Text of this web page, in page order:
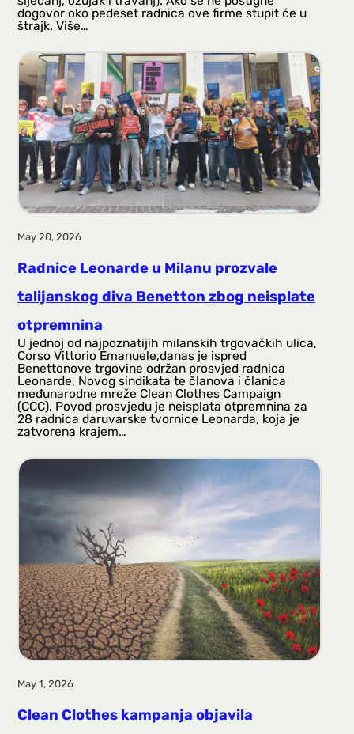
dogovor oko pedeset radnica ove firme stupit će u
štrajk. Više…
May 20, 2026
Radnice Leonarde u Milanu prozvale
talijanskog diva Benetton zbog neisplate
otpremnina
U jednoj od najpoznatijih milanskih trgovačkih ulica,
Corso Vittorio Emanuele,danas je ispred
Benettonove trgovine održan prosvjed radnica
Leonarde, Novog sindikata te članova i članica
međunarodne mreže Clean Clothes Campaign
(CCC). Povod prosvjedu je neisplata otpremnina za
28 radnica daruvarske tvornice Leonarda, koja je
zatvorena krajem…
May 1, 2026
Clean Clothes kampanja objavila